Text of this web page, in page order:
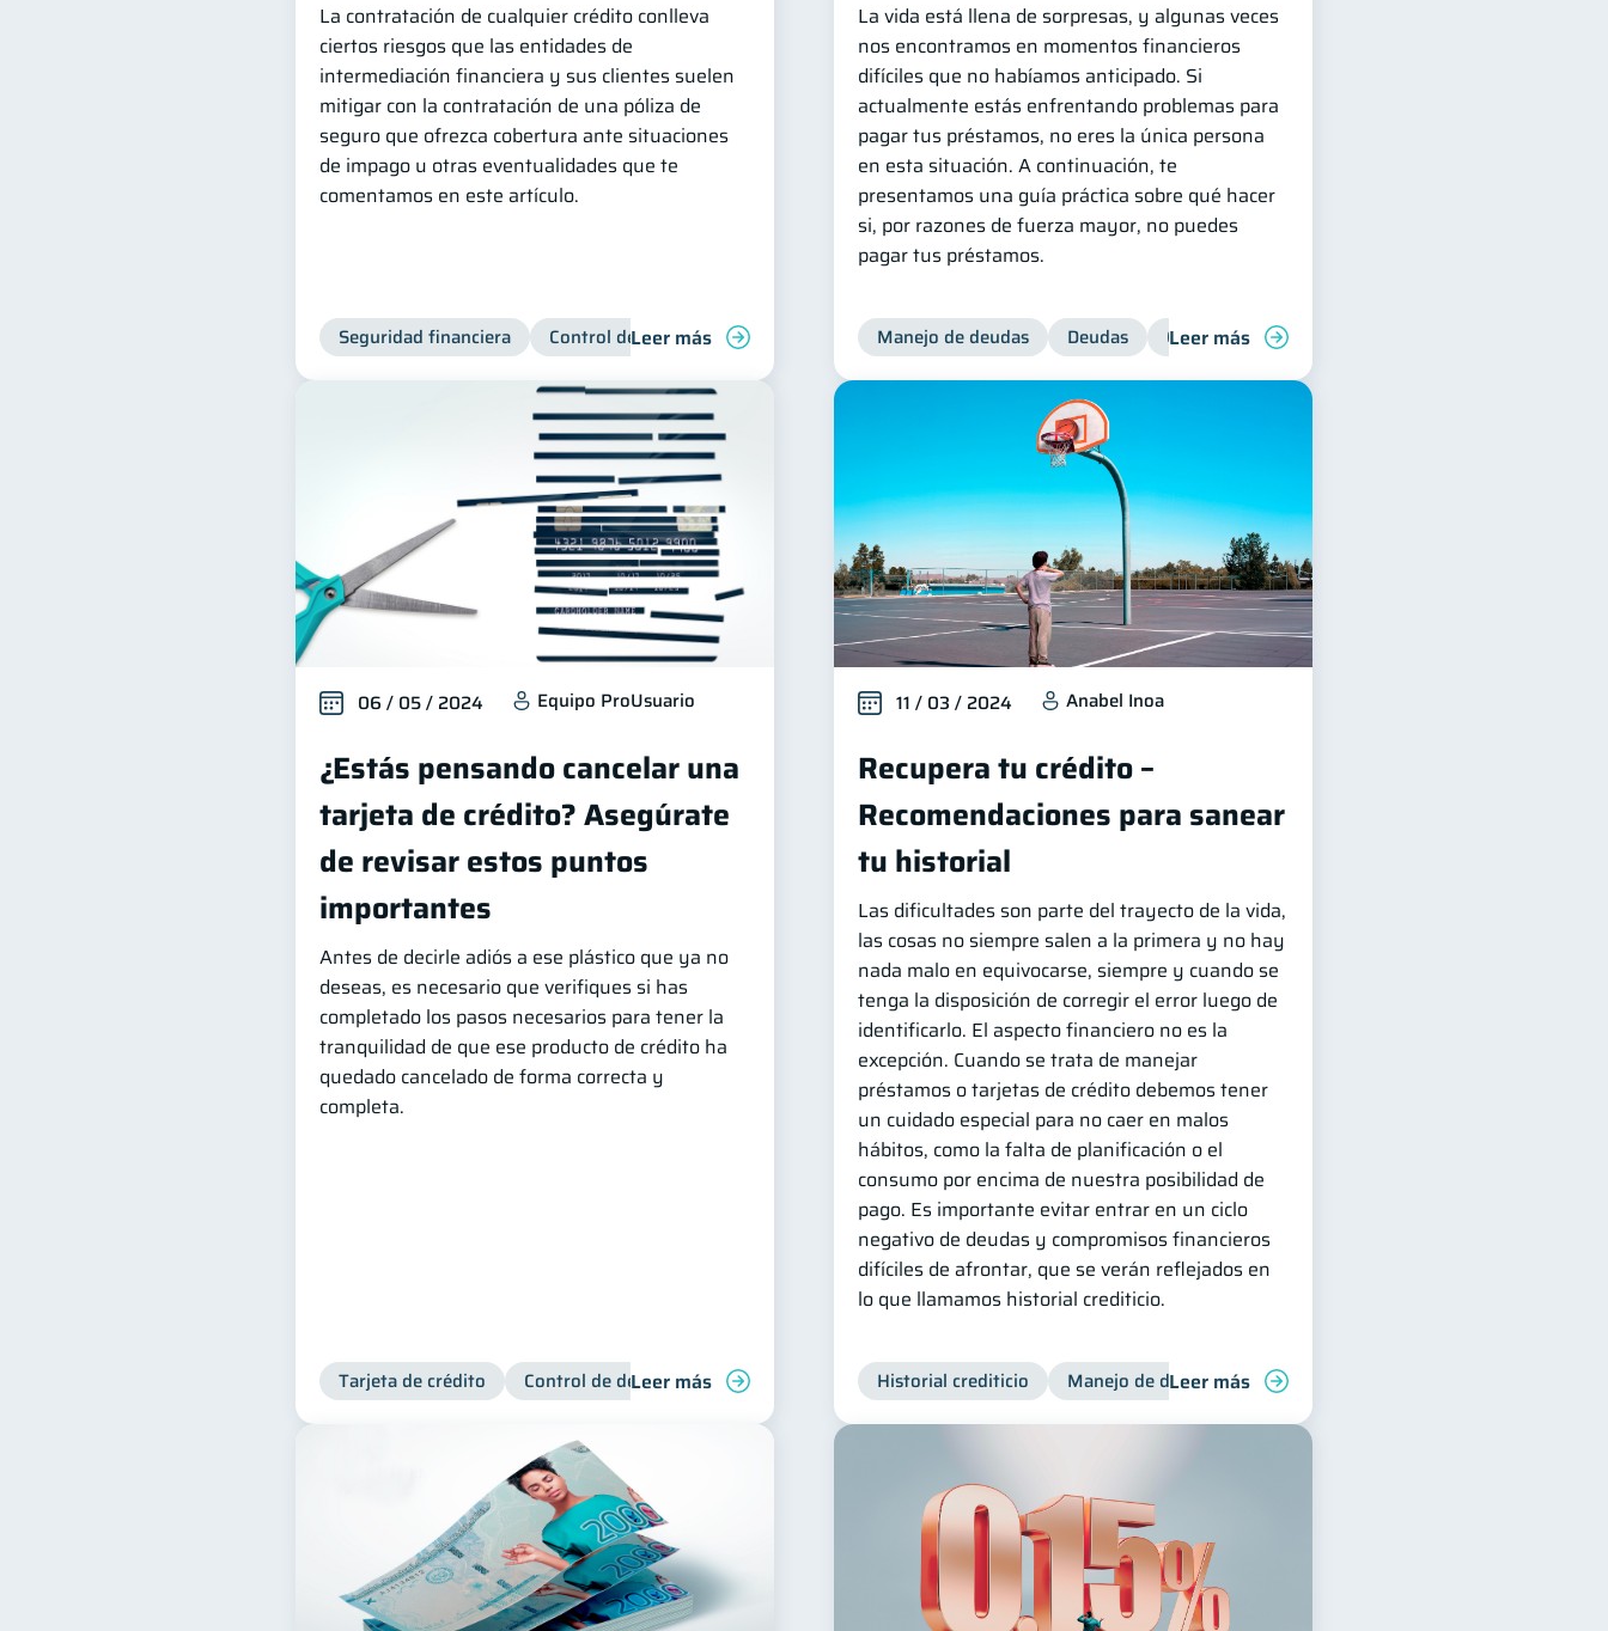
La contratación de cualquier crédito conlleva
ciertos riesgos que las entidades de
intermediación financiera y sus clientes suelen
mitigar con la contratación de una póliza de
seguro que ofrezca cobertura ante situaciones
de impago u otras eventualidades que te
comentamos en este artículo.
Seguridad financiera Control de deudas Manejo de deudas Derechos & Deberes Préstamos Productos financieros
Leer más
La vida está llena de sorpresas, y algunas veces
nos encontramos en momentos financieros
difíciles que no habíamos anticipado. Si
actualmente estás enfrentando problemas para
pagar tus préstamos, no eres la única persona
en esta situación. A continuación, te
presentamos una guía práctica sobre qué hacer
si, por razones de fuerza mayor, no puedes
pagar tus préstamos.
Manejo de deudas Deudas Control de deudas
Leer más
06 / 05 / 2024 Equipo ProUsuario
¿Estás pensando cancelar una
tarjeta de crédito? Asegúrate
de revisar estos puntos
importantes
Antes de decirle adiós a ese plástico que ya no
deseas, es necesario que verifiques si has
completado los pasos necesarios para tener la
tranquilidad de que ese producto de crédito ha
quedado cancelado de forma correcta y
completa.
Tarjeta de crédito Control de deudasLeer más
11 / 03 / 2024 Anabel Inoa
Recupera tu crédito –
Recomendaciones para sanear
tu historial
Las dificultades son parte del trayecto de la vida,
las cosas no siempre salen a la primera y no hay
nada malo en equivocarse, siempre y cuando se
tenga la disposición de corregir el error luego de
identificarlo. El aspecto financiero no es la
excepción. Cuando se trata de manejar
préstamos o tarjetas de crédito debemos tener
un cuidado especial para no caer en malos
hábitos, como la falta de planificación o el
consumo por encima de nuestra posibilidad de
pago. Es importante evitar entrar en un ciclo
negativo de deudas y compromisos financieros
difíciles de afrontar, que se verán reflejados en
lo que llamamos historial crediticio.
Historial crediticio Manejo de deudas Control de deudas
Leer más